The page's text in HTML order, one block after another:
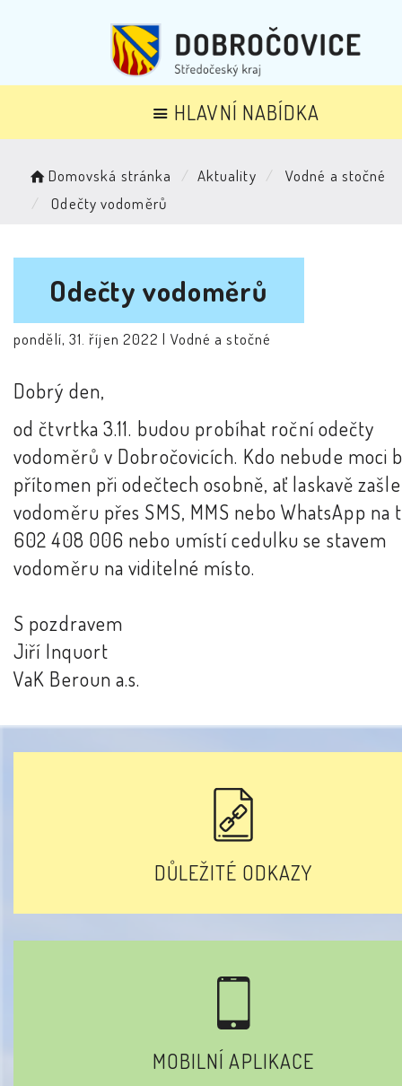
HLAVNÍ NABÍDKA
Domovská stránka Aktuality
Vodné a stočné
Odečty vodoměrů
Odečty vodoměrů
pondělí, 31. říjen 2022 | Vodné a stočné
Dobrý den,
od čtvrtka 3.11. budou probíhat roční odečty
vodoměrů v Dobročovicích. Kdo nebude moci
přítomen při odečtech osobně, ať laskavě
vodoměru přes SMS, MMS nebo WhatsApp na
602 408 006 nebo umístí cedulku se stavem
vodoměru na viditelné místo.
S pozdravem
Jiří Inquort
VaK Beroun a.s.
DŮLEŽITÉ ODKAZY
MOBILNÍ APLIKACE